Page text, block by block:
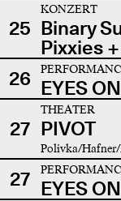
25
KONZERT
Binary
Pixxies
26 EYES
27
THEATER
PIVOT
Polivka/
27 EYES